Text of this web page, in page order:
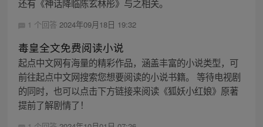
还有《神话降临陈玄林彤》与之相关。
1 个回答 2024年09月18日 19:32
毒皇全文免费阅读小说
起点中文网有海量的精彩作品，涵盖丰富的小说类型，可
前往起点中文网搜索您想要阅读的小说书籍。 等待电视剧
的同时，也可以点击下方链接来阅读《狐妖小红娘》原著
提前了解剧情了！